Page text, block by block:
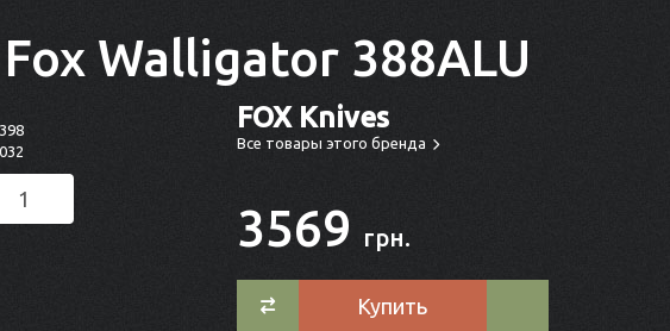
Walligator 388ALU
FOX Knives
Все товары этого бренда
3569 грн.
Купить